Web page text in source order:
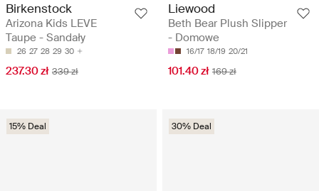
Birkenstock
Arizona Kids LEVE
Taupe - Sandały
26 27 28 29 30
237.30 zł 339 zł
Liewood
Beth Bear Plush Slipper
- Domowe
16/17 18/19 20/21
101.40 zł 169 zł
15% Deal 30% Deal